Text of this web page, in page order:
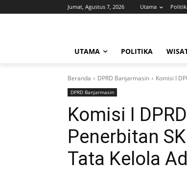
Jumat, Agustus 7, 2026 Utama
UTAMA POLITIKA
Beranda DPRD Banjarmasin Komisi I
DPRD Banjarmasin
Komisi I
Penerbitan
Tata Kelola